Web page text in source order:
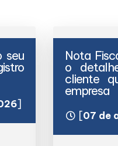
seu
]
Nota
o
cliente
empresa
[07 de